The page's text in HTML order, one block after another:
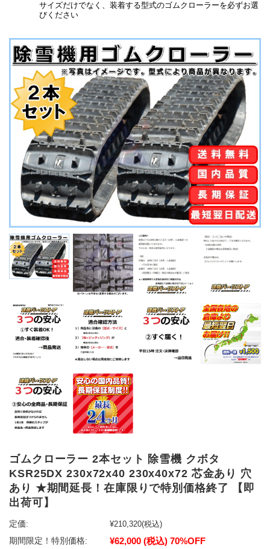
サイズだけでなく、装着する型式のゴムクローラーを必ずお選
びください
ゴムクローラー 2本セット 除雪機 クボタ
KSR25DX 230x72x40 230x40x72 芯金あり 穴
あり ★期間延長！在庫限りで特別価格終了 【即
出荷可】
定価: ¥210,320(税込)
期間限定！特別価格:
¥62,000 (税込) 70%OFF